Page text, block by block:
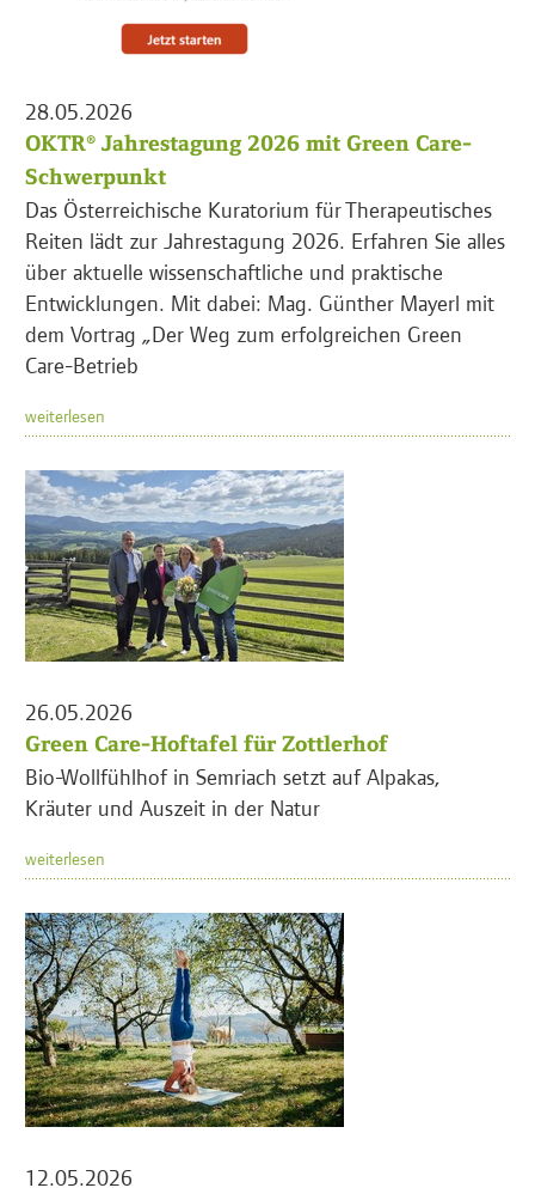
28.05.2026
OKTR® Jahrestagung 2026 mit Green Care-
Schwerpunkt
Das Österreichische Kuratorium für Therapeutisches
Reiten lädt zur Jahrestagung 2026. Erfahren Sie alles
über aktuelle wissenschaftliche und praktische
Entwicklungen. Mit dabei: Mag. Günther Mayerl mit
dem Vortrag „Der Weg zum erfolgreichen Green
Care-Betrieb
weiterlesen
26.05.2026
Green Care-Hoftafel für Zottlerhof
Bio-Wollfühlhof in Semriach setzt auf Alpakas,
Kräuter und Auszeit in der Natur
weiterlesen
12.05.2026